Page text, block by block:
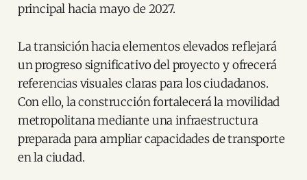
principal hacia mayo de 2027.
La transición hacia elementos elevados reflejará
un progreso significativo del proyecto y ofrecerá
referencias visuales claras para los ciudadanos.
Con ello, la construcción fortalecerá la movilidad
metropolitana mediante una infraestructura
preparada para ampliar capacidades de transporte
en la ciudad.